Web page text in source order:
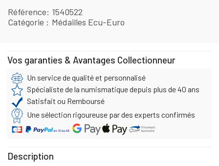
Référence 1540522
Catégorie
Médailles Ecu-Euro
Vos garanties & Avantages Collectionneur
Un service de qualité et personnalisé
Spécialiste de la numismatique depuis plus de 40 ans
Satisfait ou Remboursé
Une sélection rigoureuse par des experts confirmés
Description